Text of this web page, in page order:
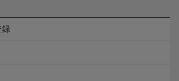
録